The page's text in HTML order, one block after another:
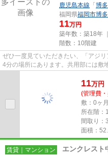
鹿児島本線 「博多
福岡県福岡市博
11万円
築年数：築18年
階数：10階建
ぜひ一度見ていただきたい、「アジ
4分の場所にあります。共用部には敷
っておりとても充実していま...
11万円
(管理費
敷：0ヶ
所在階：
間取り：
面積：
賃貸｜マンション エンクレスト